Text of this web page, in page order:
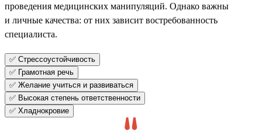
проведения медицинских манипуляций. Однако важны
и личные качества: от них зависит востребованность
специалиста.
✅ Стрессоустойчивость
✅ Грамотная речь
✅ Желание учиться и развиваться
✅ Высокая степень ответственности
✅ Хладнокровие